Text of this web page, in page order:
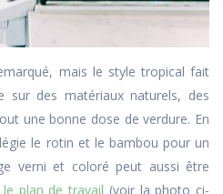
mais le style tropical fait
sur des matériaux naturels, des
une bonne dose de verdure. En
le rotin et le bambou pour un
verni et coloré peut aussi être
le plan de travail (voir la photo ci-